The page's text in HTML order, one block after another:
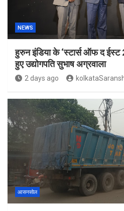
NEWS
हुरुन इंडिया के ‘स्टार्स ऑफ द
हुए उद्योगपति सुभाष अग्रवाला
2 days ago
आसनसोल